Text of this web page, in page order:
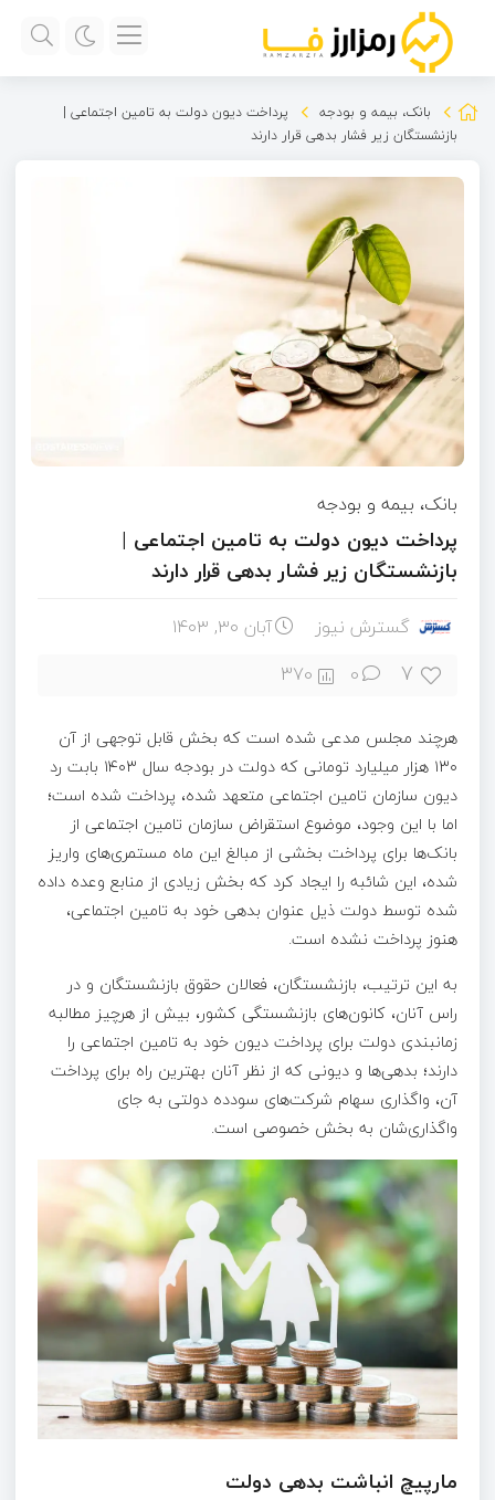
بانک، بیمه و بودجه
پرداخت دیون دولت به تامین اجتماعی |
بازنشستگان زیر فشار بدهی قرار دارند
بانک، بیمه و بودجه
پرداخت دیون دولت به تامین اجتماعی |
بازنشستگان زیر فشار بدهی قرار دارند
گسترش نیوز آبان ۳۰, ۱۴۰۳
7
0
370
هرچند مجلس مدعی شده است که بخش قابل توجهی از آن
۱۳۰ هزار میلیارد تومانی که دولت در بودجه سال ۱۴۰۳ بابت رد
دیون سازمان تامین اجتماعی متعهد شده، پرداخت شده است؛
اما با این وجود، موضوع استقراض سازمان تامین اجتماعی از
بانک‌ها برای پرداخت بخشی از مبالغ این ماه مستمری‌های واریز
شده، این شائبه را ایجاد کرد که بخش زیادی از منابع وعده داده
شده توسط دولت ذیل عنوان بدهی خود به تامین اجتماعی،
هنوز پرداخت نشده است.
به این ترتیب، بازنشستگان، فعالان حقوق بازنشستگان و در
راس آنان، کانون‌های بازنشستگی کشور، بیش از هرچیز مطالبه
زمانبندی دولت برای پرداخت دیون خود به تامین اجتماعی را
دارند؛ بدهی‌ها و دیونی که از نظر آنان بهترین راه برای پرداخت
آن، واگذاری سهام شرکت‌های سودده دولتی به جای
واگذاری‌شان به بخش خصوصی است.
مارپیچ انباشت بدهی دولت